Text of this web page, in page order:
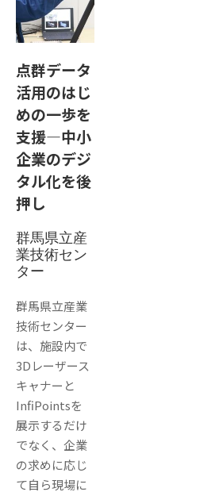
点群データ
活用のはじ
めの一歩を
支援―中小
企業のデジ
タル化を後
押し
群馬県立産
業技術セン
ター
群馬県立産業
技術センター
は、施設内で
3Dレーザース
キャナーと
InfiPointsを
展示するだけ
でなく、企業
の求めに応じ
て自ら現場に